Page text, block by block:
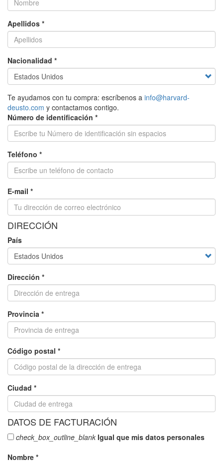
Apellidos *
Nacionalidad *
Te ayudamos con tu compra: escríbenos a info@harvard-
deusto.com y contactamos contigo.
Número de identificación *
Teléfono *
E-mail *
DIRECCIÓN
País
Dirección *
Provincia *
Código postal *
Ciudad *
DATOS DE FACTURACIÓN
check_box_outline_blank Igual que mis datos personales
Nombre *